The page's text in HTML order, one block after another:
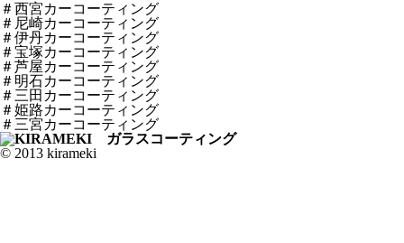
＃西宮カーコーティング
＃尼崎カーコーティング
＃伊丹カーコーティング
＃宝塚カーコーティング
＃芦屋カーコーティング
＃明石カーコーティング
＃三田カーコーティング
＃姫路カーコーティング
＃三宮カーコーティング
© 2013 kirameki